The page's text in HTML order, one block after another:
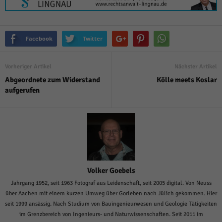
Facebook Twitter
Vorheriger Artikel
Abgeordnete zum Widerstand
aufgerufen
Nächster Artikel
Kölle meets Koslar
Volker Goebels
Jahrgang 1952, seit 1963 Fotograf aus Leidenschaft, seit 2005 digital. Von Neuss
über Aachen mit einem kurzen Umweg über Gorleben nach Jülich gekommen. Hier
seit 1999 ansässig. Nach Studium von Bauingenieurwesen und Geologie Tätigkeiten
im Grenzbereich von Ingenieurs- und Naturwissenschaften. Seit 2011 im